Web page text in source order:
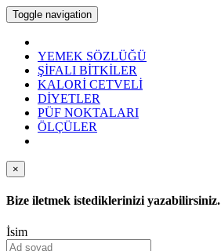
Toggle navigation
YEMEK SÖZLÜĞÜ
ŞİFALI BİTKİLER
KALORİ CETVELİ
DİYETLER
PÜF NOKTALARI
ÖLÇÜLER
×
Bize iletmek istediklerinizi yazabilirsiniz.
İsim